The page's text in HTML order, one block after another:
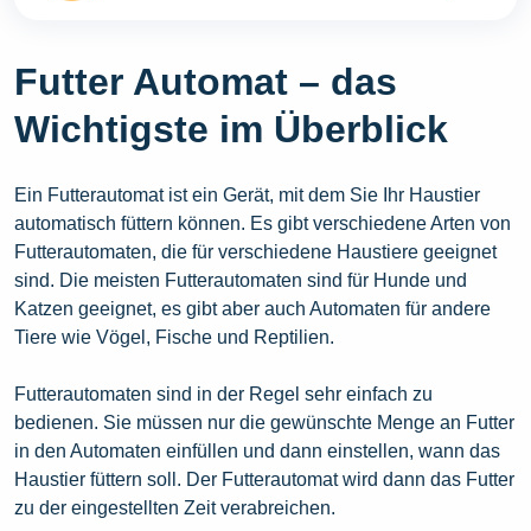
Futter Automat – das
Wichtigste im Überblick
Ein Futterautomat ist ein Gerät, mit dem Sie Ihr Haustier
automatisch füttern können. Es gibt verschiedene Arten von
Futterautomaten, die für verschiedene Haustiere geeignet
sind. Die meisten Futterautomaten sind für Hunde und
Katzen geeignet, es gibt aber auch Automaten für andere
Tiere wie Vögel, Fische und Reptilien.
Futterautomaten sind in der Regel sehr einfach zu
bedienen. Sie müssen nur die gewünschte Menge an Futter
in den Automaten einfüllen und dann einstellen, wann das
Haustier füttern soll. Der Futterautomat wird dann das Futter
zu der eingestellten Zeit verabreichen.